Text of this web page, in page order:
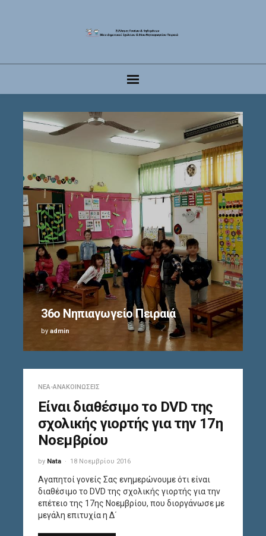
36o Νηπιαγωγείο Πειραιά
by admin
ΝΈΑ-ΑΝΑΚΟΙΝΏΣΕΙΣ
Είναι διαθέσιμο το DVD της
σχολικής γιορτής για την 17η
Νοεμβρίου
by Nata 18 Νοεμβρίου 2016
Αγαπητοί γονείς Σας ενημερώνουμε ότι είναι
διαθέσιμο το DVD της σχολικής γιορτής για την
επέτειο της 17ης Νοεμβρίου, που διοργάνωσε με
μεγάλη επιτυχία η Δ΄